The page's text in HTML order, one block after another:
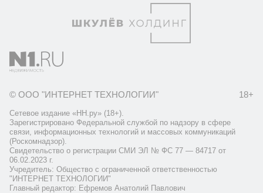
© ООО "ИНТЕРНЕТ ТЕХНОЛОГИИ" 18+
Сетевое издание «НН.ру» (18+).
Зарегистрировано Федеральной службой по надзору в сфере
связи, информационных технологий и массовых коммуникаций
(Роскомнадзор).
Свидетельство о регистрации СМИ ЭЛ № ФС 77 — 84717 от
06.02.2023 г.
Учредитель: Общество с ограниченной ответственностью
"ИНТЕРНЕТ ТЕХНОЛОГИИ"
Главный редактор: Ефремов Анатолий Павлович